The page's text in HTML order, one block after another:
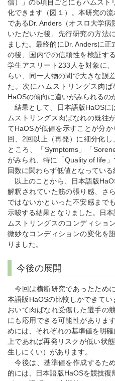
信）」の5項目ごとにもハムスト
化できます（図１）。本研究の
であるDr. Anders（オスロ大学
いただいた後、先行研究の方法
ました。最終的にDr. Andersに
の後、国内での信頼性を検証す
学生アスリート233人を対象に
らい、同一人物の間で大きな誤
た。次にハムストリングス肉
HaOSの傾向に違いがみられるの
結果として、日本語版HaOSに
ムストリングス肉ばなれの既往
てHaOSが低値を示すことが分
回、2回以上（再発）に細分化
ところ、「Symptoms」「
がみられ、特に「Quality of life」
回数に関わらず低値となっている
以上のことから、日本語版
解釈されていた筋の張り感、さ
ではないかといった不安感まで
示唆する結果となりました。日
ムストリングスのコンディショ
微妙なコンディションの変化を
りました。
今後の展開
今回は横断研究であったため
本語版HaOSの比較しかできて
おいて肉ばなれ受傷した選手の
にも応用できる可能性がありま
めには、それぞれの基準値を明
上であれば再発リスクが低い状
生しにくい）があります。
今後は、基準値を作成するた
的には、日本語版HaOSを競技復